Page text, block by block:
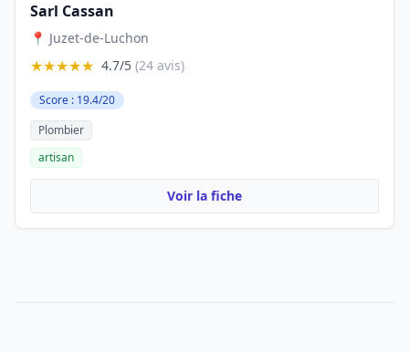
Sarl Cassan
📍 Juzet-de-Luchon
★★★★★ 4.7/5 (24 avis)
Score : 19.4/20
Plombier
artisan
Voir la fiche